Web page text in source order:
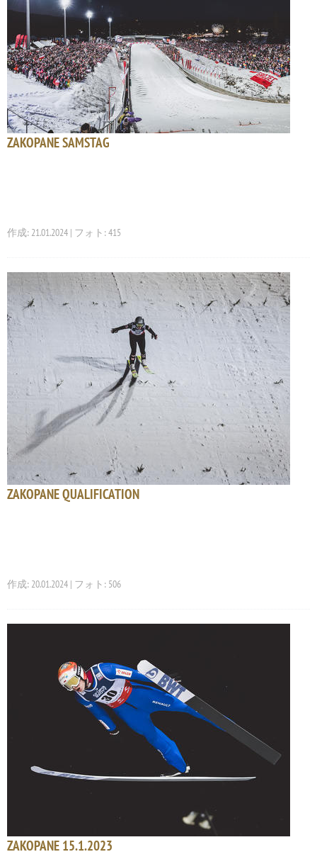
ZAKOPANE SAMSTAG
作成: 21.01.2024 | フォト: 415
ZAKOPANE QUALIFICATION
作成: 20.01.2024 | フォト: 506
ZAKOPANE 15.1.2023